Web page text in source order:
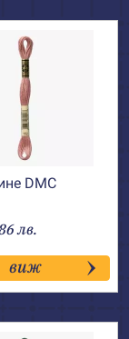
DMC
лв.
виж